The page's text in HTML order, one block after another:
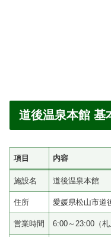
道後温泉本館 基
項目 内容
施設名 道後温泉本館
住所 愛媛県松山市道
営業時間 6:00～23:00（